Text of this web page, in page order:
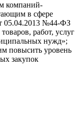
компаний-
в сфере
05.04.2013 №44-ФЗ
работ, услуг
нужд»;
повысить уровень
закупок